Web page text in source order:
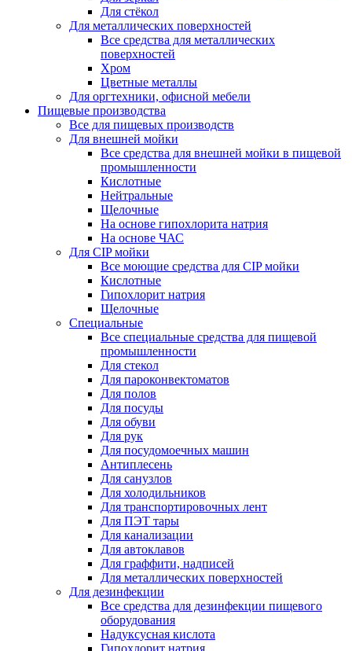
Для стёкол
Для металлических поверхностей
Все средства для металлических
поверхностей
Хром
Цветные металлы
Для оргтехники, офисной мебели
Пищевые производства
Все для пищевых производств
Для внешней мойки
Все средства для внешней мойки в пищевой
промышленности
Кислотные
Нейтральные
Щелочные
На основе гипохлорита натрия
На основе ЧАС
Для CIP мойки
Все моющие средства для CIP мойки
Кислотные
Гипохлорит натрия
Щелочные
Специальные
Все специальные средства для пищевой
промышленности
Для стекол
Для пароконвектоматов
Для полов
Для посуды
Для обуви
Для рук
Для посудомоечных машин
Антиплесень
Для санузлов
Для холодильников
Для транспортировочных лент
Для ПЭТ тары
Для канализации
Для автоклавов
Для граффити, надписей
Для металлических поверхностей
Для дезинфекции
Все средства для дезинфекции пищевого
оборудования
Надуксусная кислота
Гипохлорит натрия